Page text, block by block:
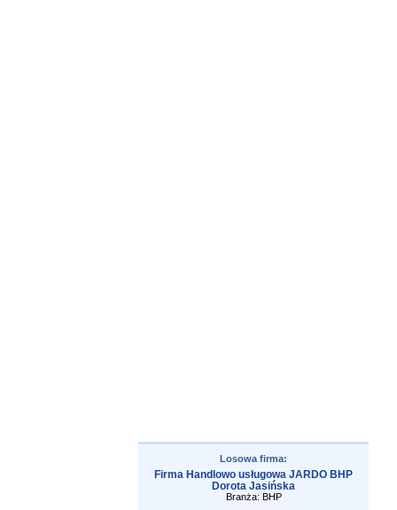
Losowa firma:
Firma Handlowo usługowa JARDO BHP
Dorota Jasińska
Branża: BHP